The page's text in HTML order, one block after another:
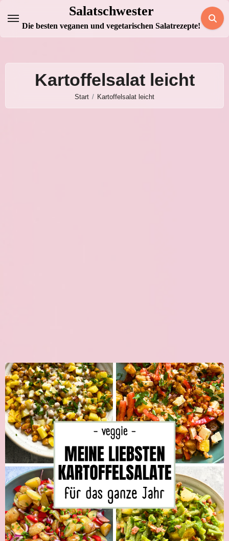
Inhalt
springen
Salatschwester
Die besten veganen und vegetarischen Salatrezepte!
Kartoffelsalat leicht
Start Kartoffelsalat leicht